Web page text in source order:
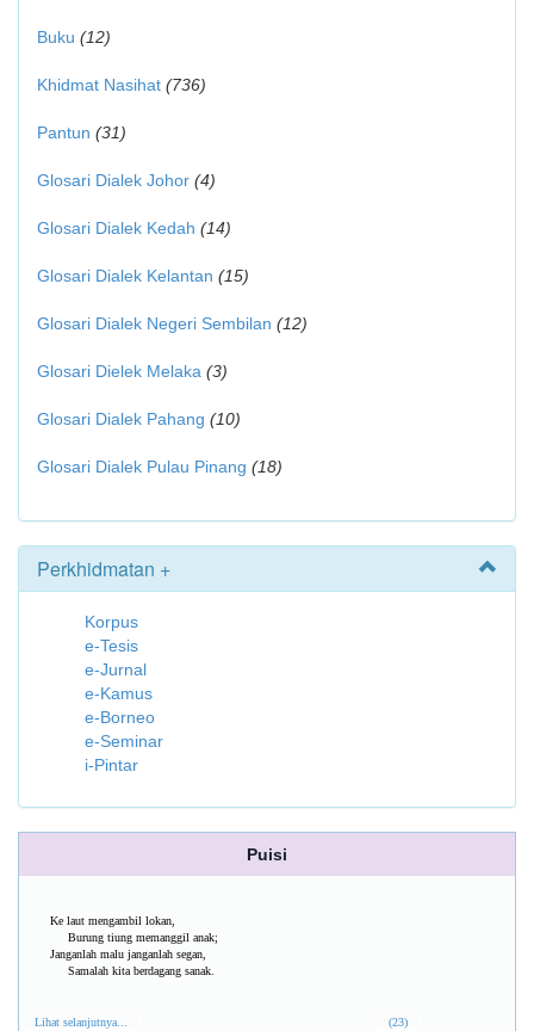
Buku (12)
Khidmat Nasihat (736)
Pantun (31)
Glosari Dialek Johor (4)
Glosari Dialek Kedah (14)
Glosari Dialek Kelantan (15)
Glosari Dialek Negeri Sembilan (12)
Glosari Dielek Melaka (3)
Glosari Dialek Pahang (10)
Glosari Dialek Pulau Pinang (18)
Perkhidmatan +
Korpus
e-Tesis
e-Jurnal
e-Kamus
e-Borneo
e-Seminar
i-Pintar
Puisi
Ke laut mengambil lokan,
Burung tiung memanggil anak;
Janganlah malu janganlah segan,
Samalah kita berdagang sanak.
Lihat selanjutnya... (23)